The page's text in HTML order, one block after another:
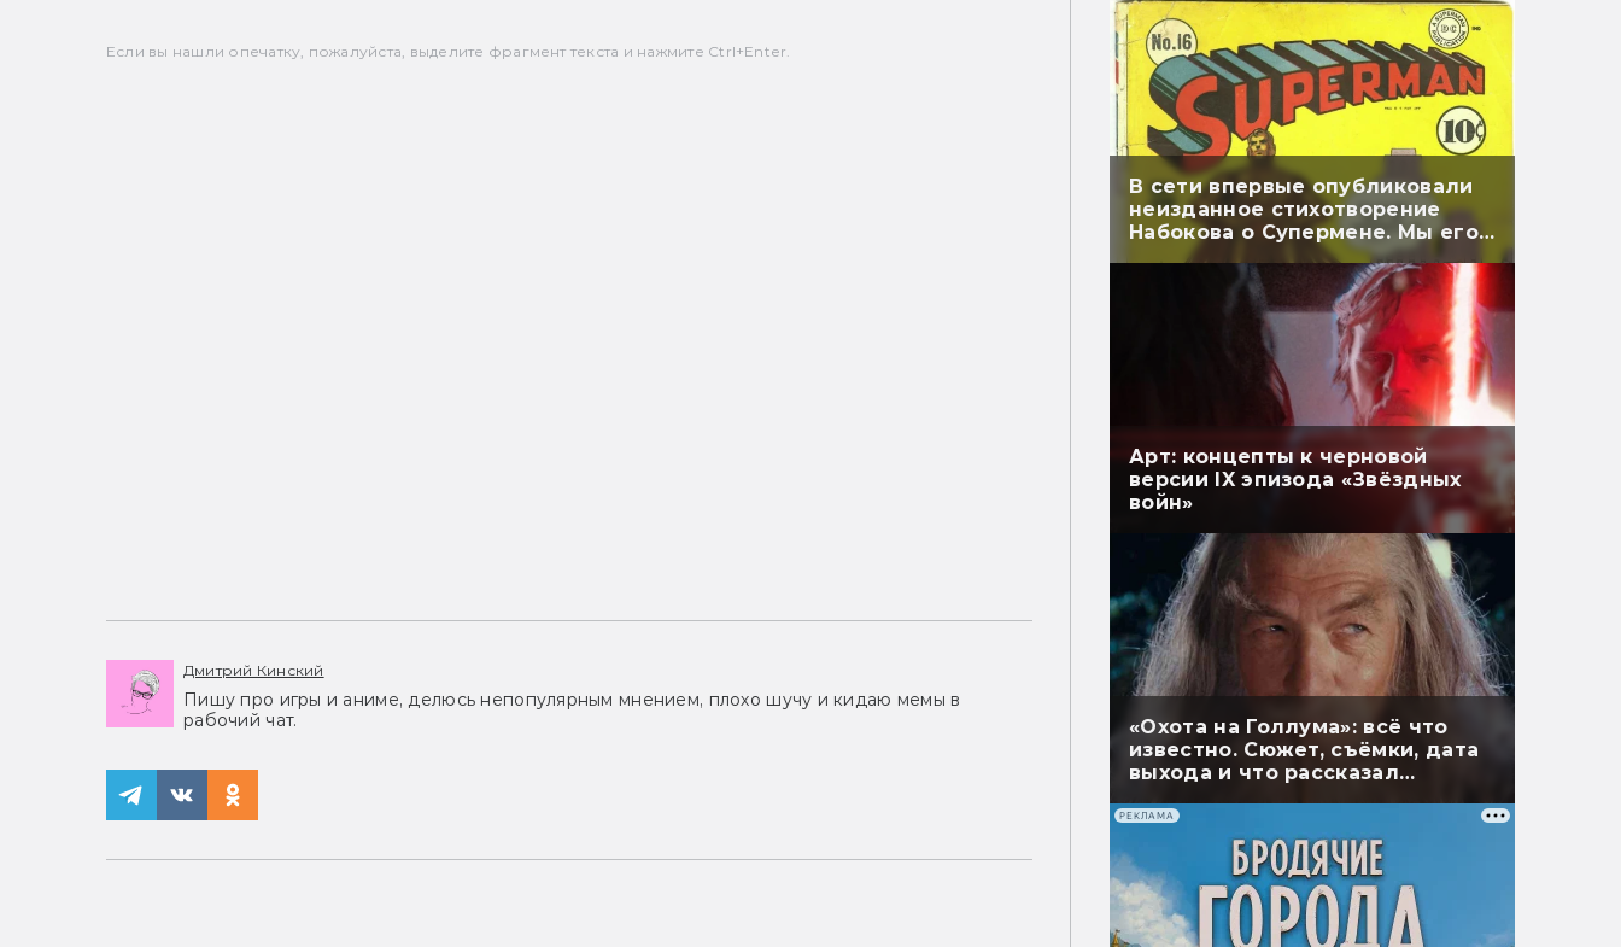
Если вы нашли опечатку, пожалуйста, выделите фрагмент текста и нажмите Ctrl+Enter.
Дмитрий Кинский
Пишу про игры и аниме, делюсь непопулярным мнением, плохо шучу и кидаю мемы в
рабочий чат.
В сети впервые опубликовали
неизданное стихотворение
Набокова о Супермене. Мы его
перевели
Арт: концепты к черновой
версии IX эпизода «Звёздных
войн»
«Охота на Голлума»: всё что
известно. Сюжет, съёмки, дата
выхода и что рассказал
РЕКЛАМА